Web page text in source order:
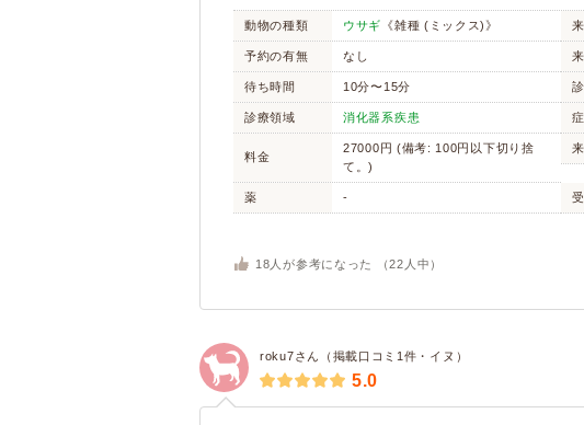
動物の種類 ウサギ 《雑種 (ミックス)》
予約の有無 なし
待ち時間 10分〜15分
診療領域 消化器系疾患
料金
27000円 (備考: 100円以下切り捨
て。)
薬 -
18 人が参考になった （22 人中）
roku7さん（掲載口コミ1件・イヌ）
5.0